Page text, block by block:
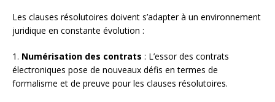
Les clauses résolutoires doivent s’adapter à un environnement
juridique en constante évolution :
1. Numérisation des contrats : L’essor des contrats
électroniques pose de nouveaux défis en termes de
formalisme et de preuve pour les clauses résolutoires.